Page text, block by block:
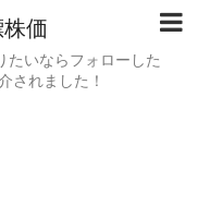
価
たいならフォローした
されました！